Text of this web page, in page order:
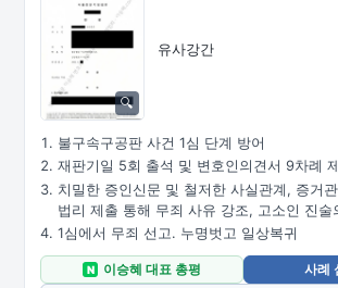
유사강간
불구속구공판 사건 1심 단계 방어
재판기일 5회 출석 및 변호인의견서 9차례
치밀한 증인신문 및 철저한 사실관계, 증거
법리 제출 통해 무죄 사유 강조, 고소인 진술
1심에서 무죄 선고. 누명벗고 일상복귀
N 이승혜 대표 총평
사례